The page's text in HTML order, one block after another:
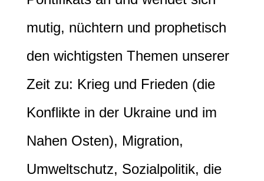
mutig, nüchtern und prophetisch
den wichtigsten Themen unserer
Zeit zu: Krieg und Frieden (die
Konflikte in der Ukraine und im
Nahen Osten), Migration,
Umweltschutz, Sozialpolitik, die